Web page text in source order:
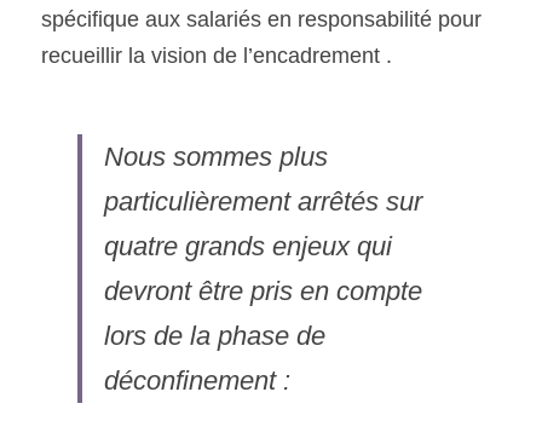
spécifique aux salariés en responsabilité pour
recueillir la vision de l’encadrement .
Nous sommes plus
particulièrement arrêtés sur
quatre grands enjeux qui
devront être pris en compte
lors de la phase de
déconfinement :